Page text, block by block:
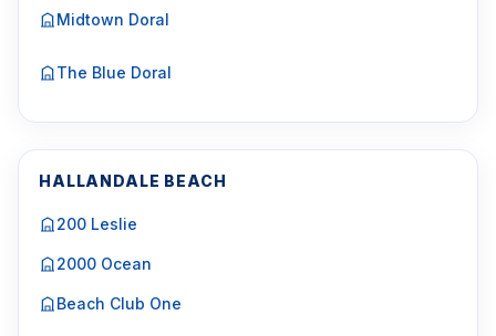
Midtown Doral
The Blue Doral
HALLANDALE BEACH
200 Leslie
2000 Ocean
Beach Club One